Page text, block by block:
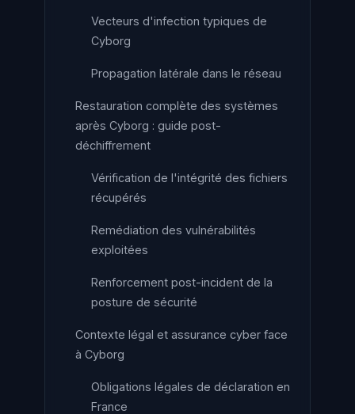
Vecteurs d'infection typiques de
Cyborg
Propagation latérale dans le réseau
Restauration complète des systèmes
après Cyborg : guide post-
déchiffrement
Vérification de l'intégrité des fichiers
récupérés
Remédiation des vulnérabilités
exploitées
Renforcement post-incident de la
posture de sécurité
Contexte légal et assurance cyber face
à Cyborg
Obligations légales de déclaration en
France